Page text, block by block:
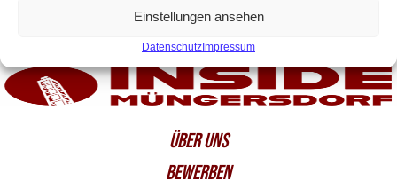
Einstellungen ansehen
DatenschutzImpressum
ÜBER UNS
BEWERBEN